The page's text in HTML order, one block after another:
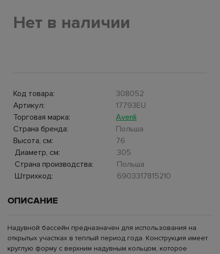
Нет в наличии
Код товара:
308052
Артикул:
17793EU
Торговая марка:
Avenli
Страна бренда:
Польша
Высота, см:
76
Диаметр, см:
305
Страна производства:
Польша
Штрихкод:
6903317815210
ОПИСАНИЕ
Надувной бассейн предназначен для использования на
открытых участках в теплый период года. Конструкция имеет
круглую форму с верхним надувным кольцом, которое